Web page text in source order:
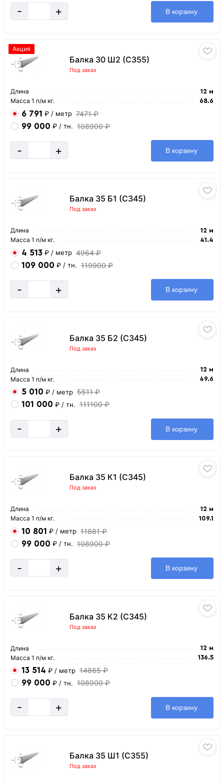
- + В корзину
Балка 30 Ш2 (С355)
Под заказ
Акция
Длина 12 м
Масса 1 п/м кг. 68.6
6 791 ₽ / метр 7471 ₽
99 000 ₽ / тн. 108900 ₽
- + В корзину
Балка 35 Б1 (С345)
Под заказ
Длина 12 м
Масса 1 п/м кг. 41.4
4 513 ₽ / метр 4964 ₽
109 000 ₽ / тн. 119900 ₽
- + В корзину
Балка 35 Б2 (С345)
Под заказ
Длина 12 м
Масса 1 п/м кг. 49.6
5 010 ₽ / метр 5511 ₽
101 000 ₽ / тн. 111100 ₽
- + В корзину
Балка 35 К1 (С345)
Под заказ
Длина 12 м
Масса 1 п/м кг. 109.1
10 801 ₽ / метр 11881 ₽
99 000 ₽ / тн. 108900 ₽
- + В корзину
Балка 35 К2 (С345)
Под заказ
Длина 12 м
Масса 1 п/м кг. 136.5
13 514 ₽ / метр 14865 ₽
99 000 ₽ / тн. 108900 ₽
- + В корзину
Балка 35 Ш1 (С355)
Под заказ